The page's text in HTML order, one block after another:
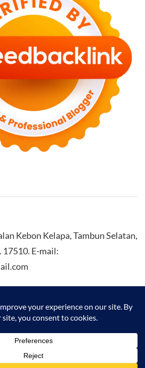
Kebon Kelapa, Tambun Selatan,
17510. E-mail:
Copyright (C) 2026